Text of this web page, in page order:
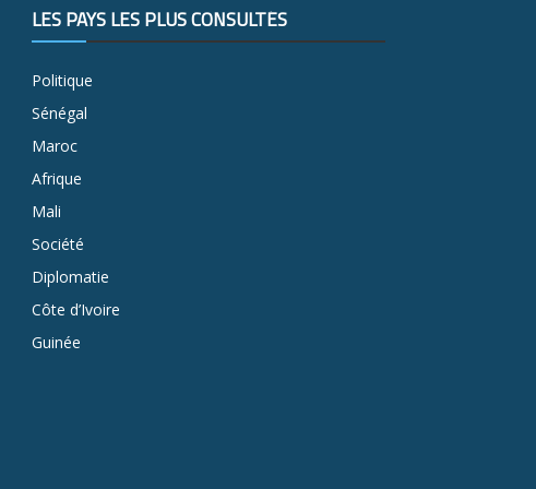
LES PAYS LES PLUS CONSULTÉS
Politique
Sénégal
Maroc
Afrique
Mali
Société
Diplomatie
Côte d’Ivoire
Guinée